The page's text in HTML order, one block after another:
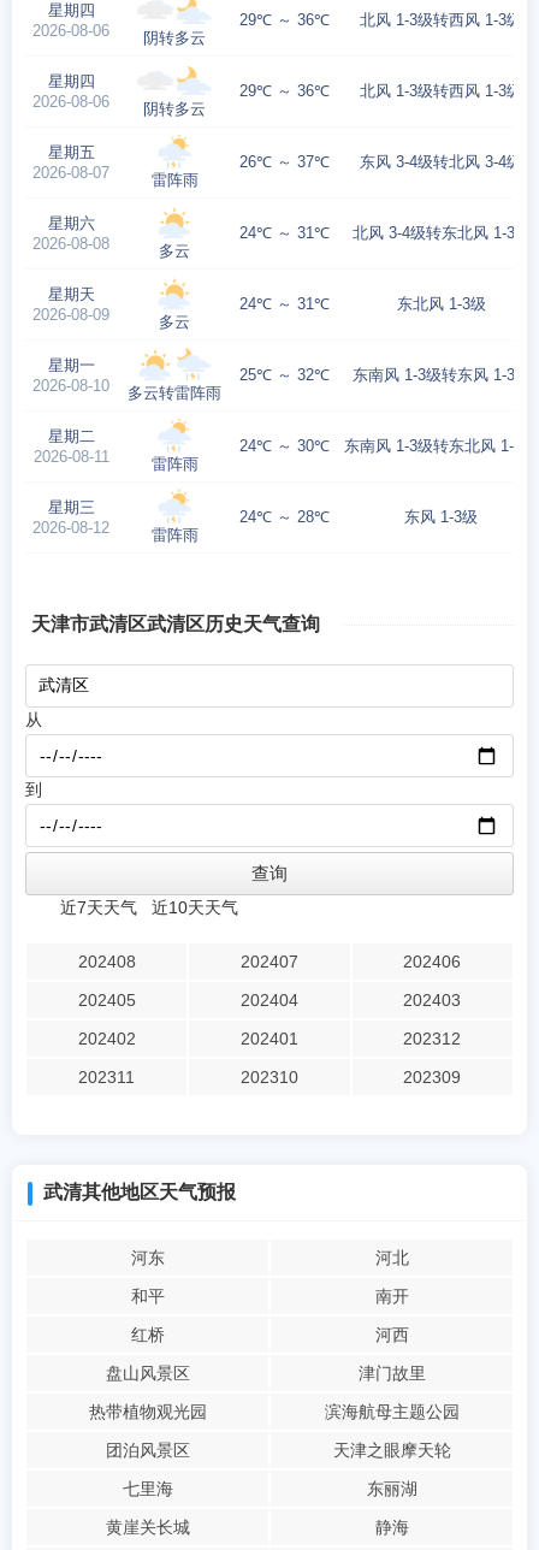
星期四
2026-08-06
阴转多云
29℃ ～ 36℃ 北风 1-3级转西风 1-3级
星期四
2026-08-06
阴转多云
29℃ ～ 36℃ 北风 1-3级转西风 1-3级
星期五
2026-08-07
雷阵雨
26℃ ～ 37℃ 东风 3-4级转北风 3-4级
星期六
2026-08-08
多云
24℃ ～ 31℃ 北风 3-4级转东北风 1-3级
星期天
2026-08-09
多云
24℃ ～ 31℃ 东北风 1-3级
星期一
2026-08-10
多云转雷阵雨
25℃ ～ 32℃ 东南风 1-3级转东风 1-3级
星期二
2026-08-11
雷阵雨
24℃ ～ 30℃ 东南风 1-3级转东北风 1-3级
星期三
2026-08-12
雷阵雨
24℃ ～ 28℃ 东风 1-3级
天津市武清区武清区历史天气查询
从
到
近7天天气 近10天天气
202408 202407
202406
202405
202404
202403
202402
202401
202312
202311
202310 202309
武清其他地区天气预报
河东
河北
和平
南开
红桥
河西
盘山风景区
津门故里
热带植物观光园
滨海航母主题公园
团泊风景区
天津之眼摩天轮
七里海
东丽湖
黄崖关长城
静海